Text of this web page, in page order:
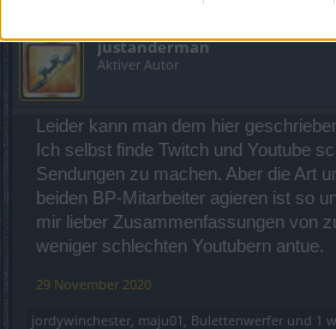
justanderman
Aktiver Autor
Leider kann man dem hier
Ich selbst finde Twitch und Youtube
Sendungen zu machen. Aber die Art
beiden BP-Mitarbeiter agieren ist so
mir lieber Zusammenfassungen von
weniger schlechten Youtubern antue.
29 November 2020
jordywinchester maju01 Bulettenwerfer und 1